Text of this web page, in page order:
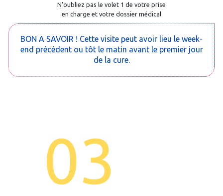
N'oubliez pas le volet 1 de votre prise
en charge et votre dossier médical
BON A SAVOIR ! Cette visite peut avoir lieu le week-
end précédent ou tôt le matin avant le premier jour
de la cure.
03